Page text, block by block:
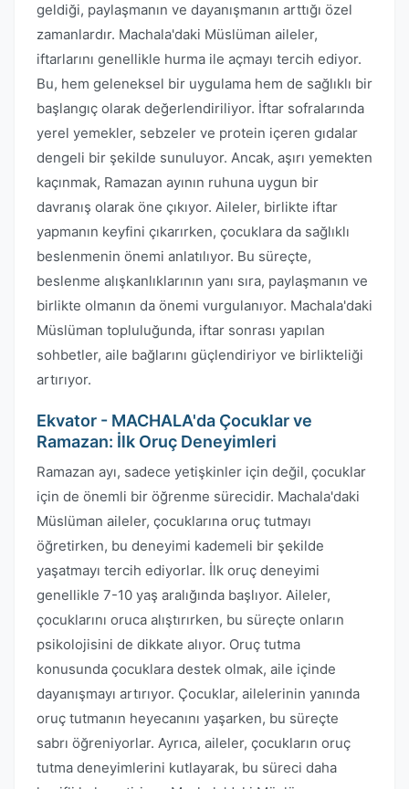
geldiği, paylaşmanın ve dayanışmanın arttığı özel
zamanlardır. Machala'daki Müslüman aileler,
iftarlarını genellikle hurma ile açmayı tercih ediyor.
Bu, hem geleneksel bir uygulama hem de sağlıklı bir
başlangıç olarak değerlendiriliyor. İftar sofralarında
yerel yemekler, sebzeler ve protein içeren gıdalar
dengeli bir şekilde sunuluyor. Ancak, aşırı yemekten
kaçınmak, Ramazan ayının ruhuna uygun bir
davranış olarak öne çıkıyor. Aileler, birlikte iftar
yapmanın keyfini çıkarırken, çocuklara da sağlıklı
beslenmenin önemi anlatılıyor. Bu süreçte,
beslenme alışkanlıklarının yanı sıra, paylaşmanın ve
birlikte olmanın da önemi vurgulanıyor. Machala'daki
Müslüman topluluğunda, iftar sonrası yapılan
sohbetler, aile bağlarını güçlendiriyor ve birlikteliği
artırıyor.
Ekvator - MACHALA'da Çocuklar ve
Ramazan: İlk Oruç Deneyimleri
Ramazan ayı, sadece yetişkinler için değil, çocuklar
için de önemli bir öğrenme sürecidir. Machala'daki
Müslüman aileler, çocuklarına oruç tutmayı
öğretirken, bu deneyimi kademeli bir şekilde
yaşatmayı tercih ediyorlar. İlk oruç deneyimi
genellikle 7-10 yaş aralığında başlıyor. Aileler,
çocuklarını oruca alıştırırken, bu süreçte onların
psikolojisini de dikkate alıyor. Oruç tutma
konusunda çocuklara destek olmak, aile içinde
dayanışmayı artırıyor. Çocuklar, ailelerinin yanında
oruç tutmanın heyecanını yaşarken, bu süreçte
sabrı öğreniyorlar. Ayrıca, aileler, çocukların oruç
tutma deneyimlerini kutlayarak, bu süreci daha